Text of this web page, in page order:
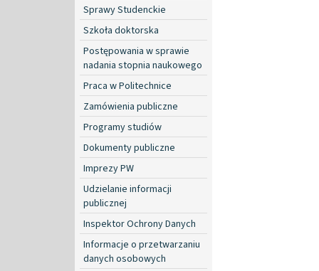
Sprawy Studenckie
Szkoła doktorska
Postępowania w sprawie
nadania stopnia naukowego
Praca w Politechnice
Zamówienia publiczne
Programy studiów
Dokumenty publiczne
Imprezy PW
Udzielanie informacji
publicznej
Inspektor Ochrony Danych
Informacje o przetwarzaniu
danych osobowych